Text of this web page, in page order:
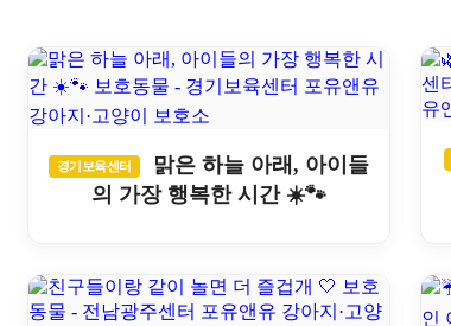
경기보육센터
맑은 하늘 아래, 아이들
의 가장 행복한 시간 ☀️🐾